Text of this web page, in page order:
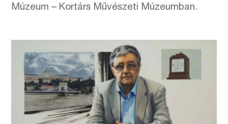
Múzeum – Kortárs Művészeti Múzeumban.